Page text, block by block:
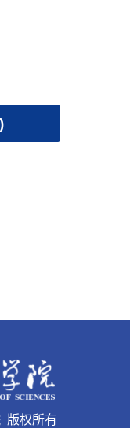
版权所有